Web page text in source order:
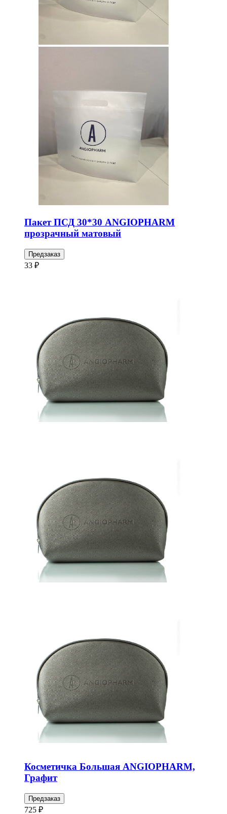
Пакет ПСД 30*30 ANGIOPHARM
прозрачный матовый
Предзаказ
33 ₽
Косметичка Большая ANGIOPHARM,
Графит
Предзаказ
725 ₽